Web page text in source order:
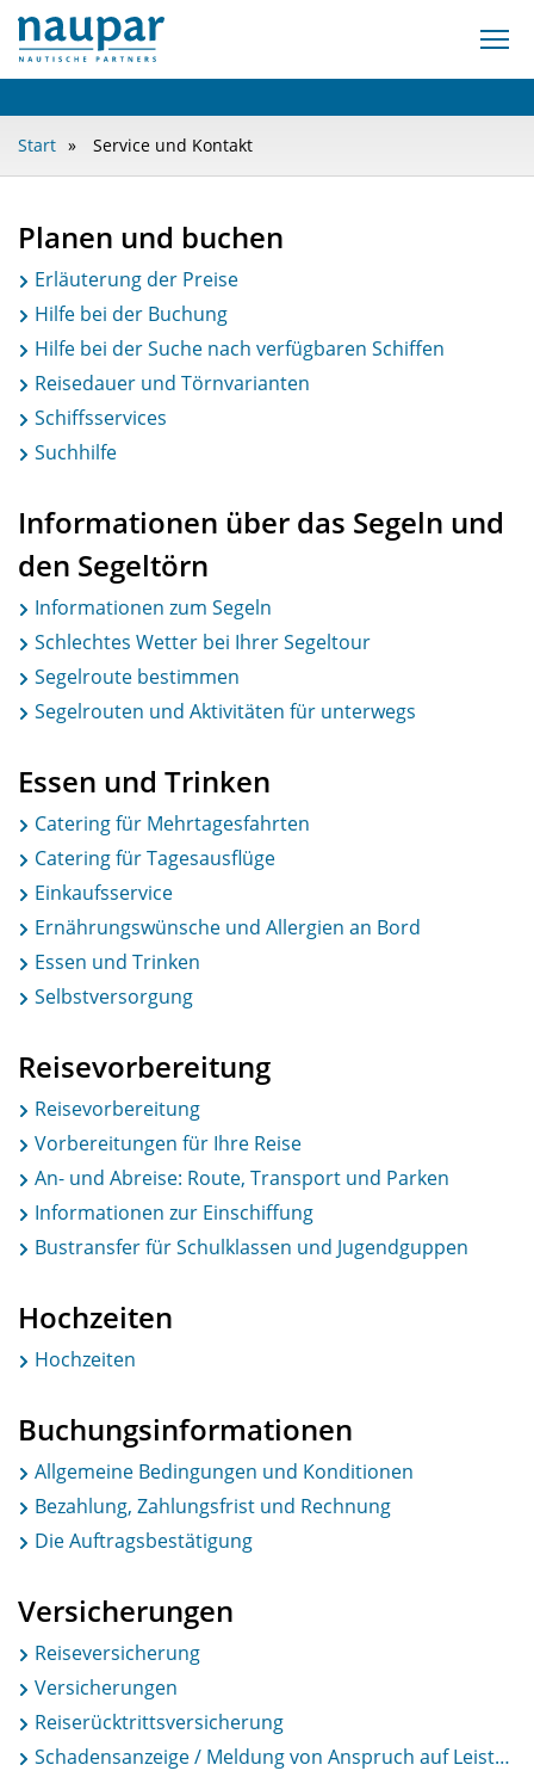
Start Service und Kontakt
Planen und buchen
Erläuterung der Preise
Hilfe bei der Buchung
Hilfe bei der Suche nach verfügbaren Schiffen
Reisedauer und Törnvarianten
Schiffsservices
Suchhilfe
Informationen über das Segeln und
den Segeltörn
Informationen zum Segeln
Schlechtes Wetter bei Ihrer Segeltour
Segelroute bestimmen
Segelrouten und Aktivitäten für unterwegs
Essen und Trinken
Catering für Mehrtagesfahrten
Catering für Tagesausflüge
Einkaufsservice
Ernährungswünsche und Allergien an Bord
Essen und Trinken
Selbstversorgung
Reisevorbereitung
Reisevorbereitung
Vorbereitungen für Ihre Reise
An- und Abreise: Route, Transport und Parken
Informationen zur Einschiffung
Bustransfer für Schulklassen und Jugendguppen
Hochzeiten
Hochzeiten
Buchungsinformationen
Allgemeine Bedingungen und Konditionen
Bezahlung, Zahlungsfrist und Rechnung
Die Auftragsbestätigung
Versicherungen
Reiseversicherung
Versicherungen
Reiserücktrittsversicherung
Schadensanzeige / Meldung von Anspruch auf Leistung mit Reiserücktrittsversicherung